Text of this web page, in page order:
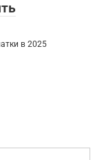
в 2025